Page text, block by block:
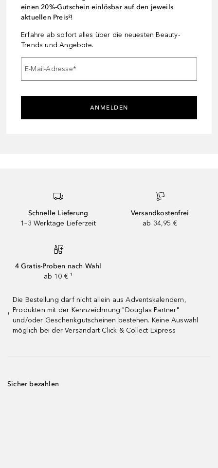
einen 20%-Gutschein einlösbar auf den jeweils
aktuellen Preis²!
Erfahre ab sofort alles über die neuesten Beauty-
Trends und Angebote.
E-Mail-Adresse*
ANMELDEN
Schnelle Lieferung
1–3 Werktage Lieferzeit
Versandkostenfrei
ab 34,95 €
4 Gratis-Proben nach Wahl
ab 10 € ¹
¹
Die Bestellung darf nicht allein aus Adventskalendern,
Produkten mit der Kennzeichnung "Douglas Partner"
und/oder Geschenkgutscheinen bestehen. Keine Auswahl
möglich bei der Versandart Click & Collect Express
Sicher bezahlen